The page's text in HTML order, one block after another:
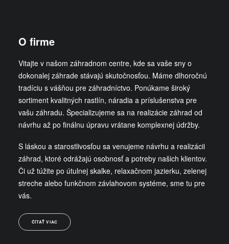
O firme
Vitajte v našom záhradnom centre, kde sa vaše sny o
dokonalej záhrade stávajú skutočnosťou. Máme dlhoročnú
tradíciu s vášňou pre záhradníctvo. Ponúkame široký
sortiment kvalitných rastlín, náradia a príslušenstva pre
vašu záhradu. Špecializujeme sa na realizácie záhrad od
návrhu až po finálnu úpravu vrátane komplexnej údržby.
S láskou a starostlivosťou sa venujeme návrhu a realizácii
záhrad, ktoré odrážajú osobnosť a potreby našich klientov.
Či už túžite po útulnej skalke, relaxačnom jazierku, zelenej
streche alebo funkčnom závlahovom systéme, sme tu pre
vás.
ČÍTAŤ VIAC